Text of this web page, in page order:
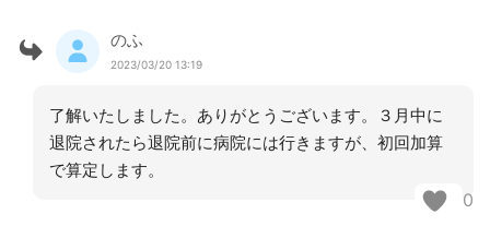
のふ
2023/03/20 13:19
了解いたしました。ありがとうございます。３月中に
退院されたら退院前に病院には行きますが、初回加算
で算定します。
0